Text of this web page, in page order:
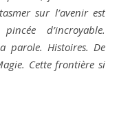
sur l’avenir est
d’incroyable.
parole. Histoires. De
Cette frontière si